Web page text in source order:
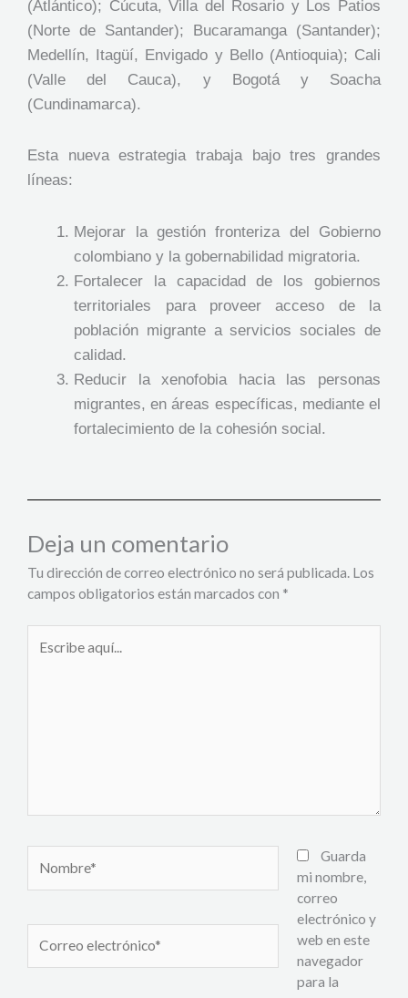
(Atlántico); Cúcuta, Villa del Rosario y Los Patios
(Norte de Santander); Bucaramanga (Santander);
Medellín, Itagüí, Envigado y Bello (Antioquia); Cali
(Valle del Cauca), y Bogotá y Soacha
(Cundinamarca).
Esta nueva estrategia trabaja bajo tres grandes
líneas:
Mejorar la gestión fronteriza del Gobierno
colombiano y la gobernabilidad migratoria.
Fortalecer la capacidad de los gobiernos
territoriales para proveer acceso de la
población migrante a servicios sociales de
calidad.
Reducir la xenofobia hacia las personas
migrantes, en áreas específicas, mediante el
fortalecimiento de la cohesión social.
Deja un comentario
Tu dirección de correo electrónico no será publicada. Los
campos obligatorios están marcados con *
aquí...
electrónico*
Guarda
mi nombre,
correo
electrónico y
web en este
navegador
para la